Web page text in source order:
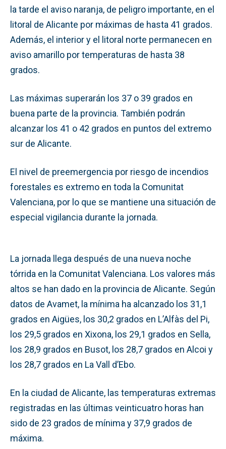
la tarde el aviso naranja, de peligro importante, en el
litoral de Alicante por máximas de hasta 41 grados.
Además, el interior y el litoral norte permanecen en
aviso amarillo por temperaturas de hasta 38
grados.
Las máximas superarán los 37 o 39 grados en
buena parte de la provincia. También podrán
alcanzar los 41 o 42 grados en puntos del extremo
sur de Alicante.
El nivel de preemergencia por riesgo de incendios
forestales es extremo en toda la Comunitat
Valenciana, por lo que se mantiene una situación de
especial vigilancia durante la jornada.
La jornada llega después de una nueva noche
tórrida en la Comunitat Valenciana. Los valores más
altos se han dado en la provincia de Alicante. Según
datos de Avamet, la mínima ha alcanzado los 31,1
grados en Aigües, los 30,2 grados en L’Alfàs del Pi,
los 29,5 grados en Xixona, los 29,1 grados en Sella,
los 28,9 grados en Busot, los 28,7 grados en Alcoi y
los 28,7 grados en La Vall d’Ebo.
En la ciudad de Alicante, las temperaturas extremas
registradas en las últimas veinticuatro horas han
sido de 23 grados de mínima y 37,9 grados de
máxima.